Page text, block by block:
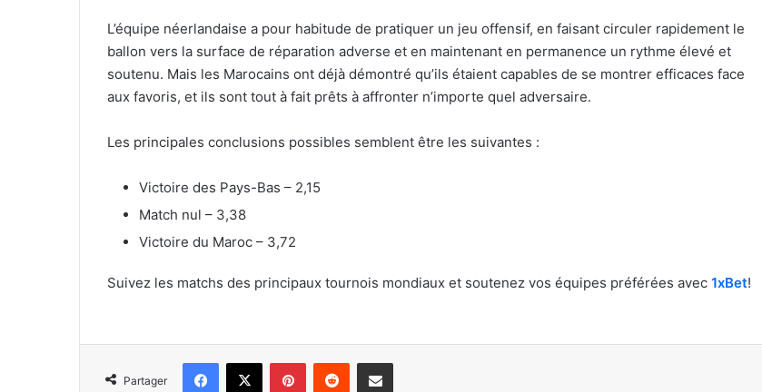
L’équipe néerlandaise a pour habitude de pratiquer un jeu offensif, en faisant circuler rapidement le
ballon vers la surface de réparation adverse et en maintenant en permanence un rythme élevé et
soutenu. Mais les Marocains ont déjà démontré qu’ils étaient capables de se montrer efficaces face
aux favoris, et ils sont tout à fait prêts à affronter n’importe quel adversaire.
Les principales conclusions possibles semblent être les suivantes :
Victoire des Pays-Bas – 2,15
Match nul – 3,38
Victoire du Maroc – 3,72
Suivez les matchs des principaux tournois mondiaux et soutenez vos équipes préférées avec 1xBet!
Partager
Facebook
X PinterestReddit Partager par email